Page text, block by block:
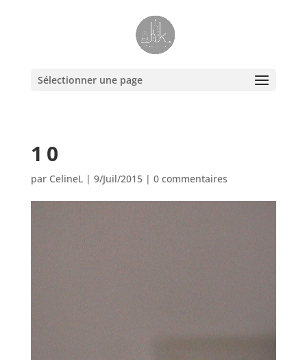
Sélectionner une page
10
par CelineL| 9/Juil/2015| 0 commentaires